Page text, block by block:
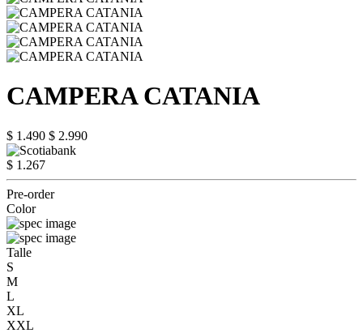
CAMPERA CATANIA
$ 1.490 $ 2.990
$ 1.267
Pre-order
Color
Talle
S
M
L
XL
XXL